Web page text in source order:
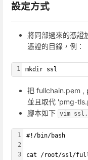
設定方式
將同部過來的憑證
憑證的目錄，例：
1 mkdir ssl
把 fullchain.pem ,
並且取代 'pmg-
腳本如下 vim
1
2
3
#!/bin/bash
cat /root/ssl/